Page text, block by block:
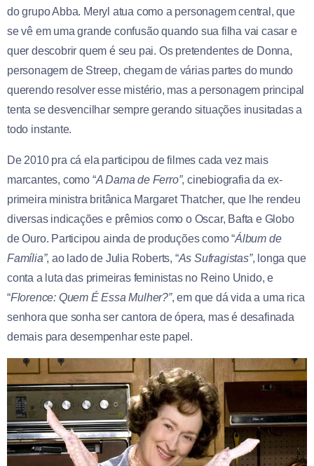
do grupo Abba. Meryl atua como a personagem central, que
se vê em uma grande confusão quando sua filha vai casar e
quer descobrir quem é seu pai. Os pretendentes de Donna,
personagem de Streep, chegam de várias partes do mundo
querendo resolver esse mistério, mas a personagem principal
tenta se desvencilhar sempre gerando situações inusitadas a
todo instante.
De 2010 pra cá ela participou de filmes cada vez mais
marcantes, como “A Dama de Ferro”, cinebiografia da ex-
primeira ministra britânica Margaret Thatcher, que lhe rendeu
diversas indicações e prêmios como o Oscar, Bafta e Globo
de Ouro. Participou ainda de produções como “Álbum de
Família”, ao lado de Julia Roberts, “As Sufragistas”, longa que
conta a luta das primeiras feministas no Reino Unido, e
“Florence: Quem É Essa Mulher?”, em que dá vida a uma rica
senhora que sonha ser cantora de ópera, mas é desafinada
demais para desempenhar este papel.